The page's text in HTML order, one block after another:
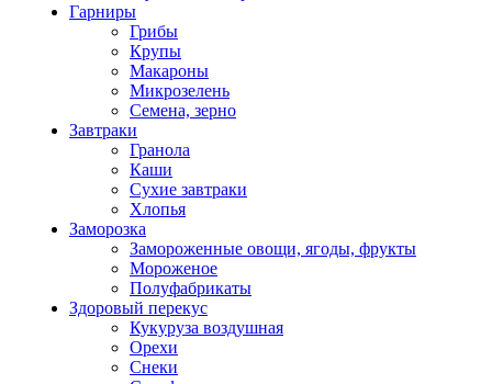
Гарниры
Грибы
Крупы
Макароны
Микрозелень
Семена, зерно
Завтраки
Гранола
Каши
Сухие завтраки
Хлопья
Заморозка
Замороженные овощи, ягоды, фрукты
Мороженое
Полуфабрикаты
Здоровый перекус
Кукуруза воздушная
Орехи
Снеки